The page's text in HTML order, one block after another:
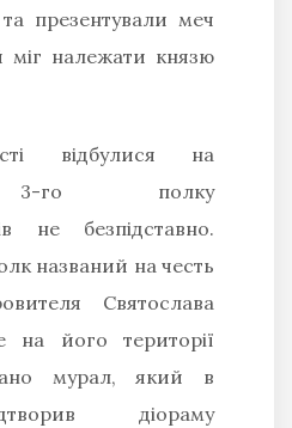
презентували меч
міг належати князю
відбулися на
3-го полку
не безпідставно.
названий на честь
Святослава
на його території
мурал, який в
діораму